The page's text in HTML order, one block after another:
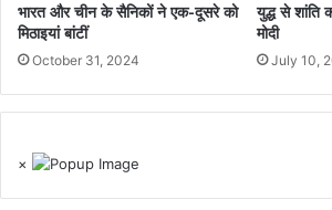
भारत और चीन के सैनिकों ने एक-दूसरे को
मिठाइयां बांटीं
October 31, 2024
युद्ध से शांति
मोदी
July 10,
×